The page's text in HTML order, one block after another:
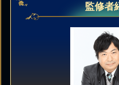
監修者